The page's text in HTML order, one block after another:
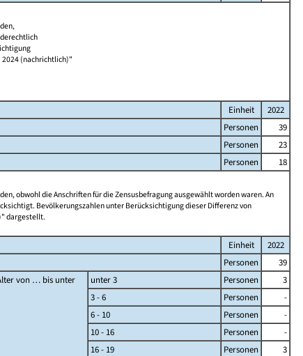
2024 (nachrichtlich)"
Einheit
2022
Personen
39
Personen
23
Personen
18
obwohl die Anschriften für die Zensusbefragung ausgewählt worden waren. An
Bevölkerungszahlen unter Berücksichtigung dieser Differenz von
dargestellt.
Einheit
2022
Personen
39
von … bis unter
unter 3 Personen
3
3 - 6
Personen
-
6 - 10
Personen
-
10 - 16
Personen
-
16 - 19
Personen
3